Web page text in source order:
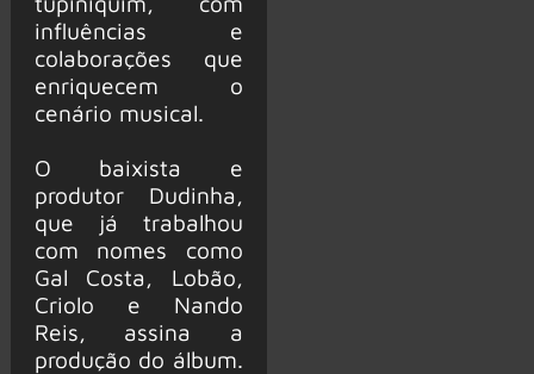
influências e
colaborações que
enriquecem o
cenário musical.
O baixista e
produtor Dudinha,
que já trabalhou
com nomes como
Gal Costa, Lobão,
Criolo e Nando
Reis, assina a
produção do álbum.